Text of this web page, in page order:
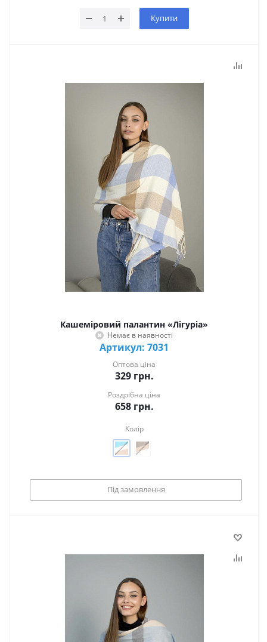
Купити
Кашеміровий палантин «Лігуріа»
Немає в наявності
Артикул: 7031
Оптова ціна
329грн.
Роздрібна ціна
658грн.
Колір
Під замовлення